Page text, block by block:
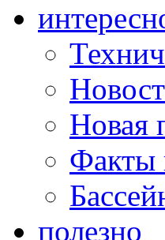
Новая
Факты
полезно